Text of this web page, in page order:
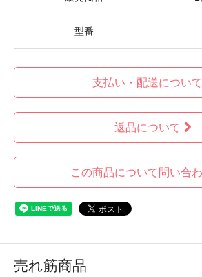
型番
支払い・配送について
返品について
この商品について問い合
売れ筋商品